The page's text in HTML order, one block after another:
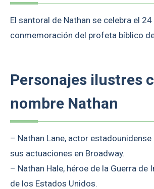
El santoral de Nathan se celebra el
conmemoración del profeta bíblico
Personajes ilustres
nombre Nathan
– Nathan Lane, actor
sus actuaciones en Broadway.
– Nathan Hale, héroe de la Guerra de
de los Estados Unidos.